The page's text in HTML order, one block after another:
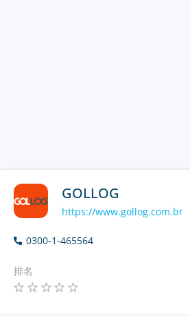
GOLLOG
https://www.gollog.com.br
0300-1-465564
排名